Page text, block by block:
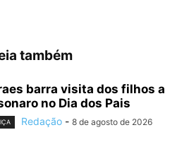
também
barra visita dos filhos a
no Dia dos Pais
Redação - 8 de agosto de 2026